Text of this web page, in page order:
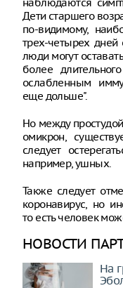
Дети старшего
по-видимому,
трех-четырех
люди могут
более
ослабленным
еще дольше".
Но между
омикрон,
следует
например, ушных.
Также следует
коронавирус, но
то есть человек
НОВОСТИ
На